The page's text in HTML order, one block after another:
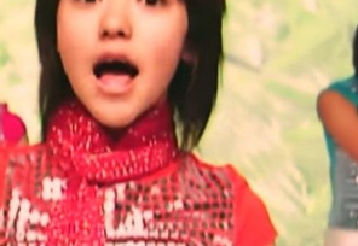
ー日本代表・森保一監督...
もっと見る